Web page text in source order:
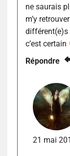
ne saurais
m’y
différent(e)s
c’est certain
Répondre
21 mai